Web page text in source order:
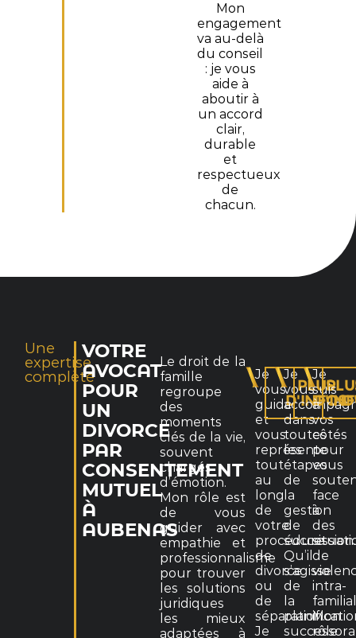
Mon
engagement
va au-delà
du conseil
: je vous
aide à
aboutir à
un accord
clair,
durable
et
respectueux
de
chacun.
Une
expertise
complète
VOTRE
AVOCAT
POUR
UN
DIVORCE
PAR
CONSENTEMENT
MUTUEL
À
AUBENAS
Le droit de la
famille
regroupe
des
moments
clés de la vie,
souvent
chargés
d’émotion.
Mon rôle est
de vous
guider avec
empathie et
professionnalisme
pour trouver
les solutions
juridiques
les mieux
adaptées à
Je
vous
guide
et
vous
représente
tout
au
long
de
votre
procédure
de
divorce
ou
de
séparation.
Je
PLUS
D'INFOS
Je
vous
dans
toutes
les
étapes
de
la
gestion
de
succession.
Qu’il
s’agisse
de
la
Je
suis
à
vos
côtés
pour
vous
face
à
des
de
intra-
Mon
rôle